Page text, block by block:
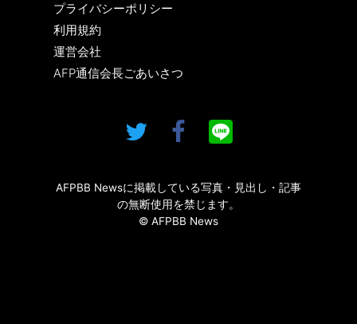
プライバシーポリシー
利用規約
運営会社
AFP通信会長ごあいさつ
AFPBB Newsに掲載している写真・見出し・記事
の無断使用を禁じます。
© AFPBB News